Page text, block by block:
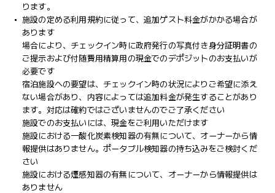
ります。
施設の定める利用規約に従って、追加ゲスト料金がかかる場合が
あります
場合により、チェックイン時に政府発行の写真付き身分証明書の
ご提示および付随費用精算用の現金でのデポジットのお支払いが
必要です
宿泊施設への要望は、チェックイン時の状況によりご希望に添え
ない場合があり、内容によっては追加料金が発生することがあり
ます。対応は確約ではございませんのでご了承ください
施設でのお支払いには、現金をご利用いただけます
施設における一酸化炭素検知器の有無について、オーナーから情
報提供はありません。ポータブル検知器の持ち込みをご検討くだ
さい
施設における煙感知器の有無について、オーナーから情報提供は
ありません